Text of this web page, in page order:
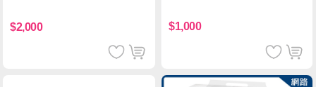
$2,000 $1,000